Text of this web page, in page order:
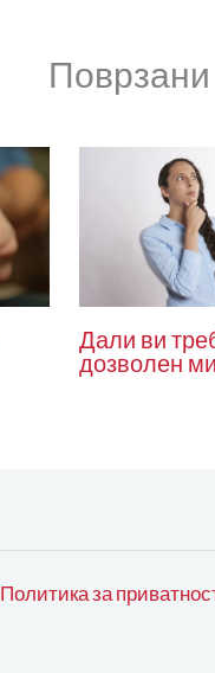
Поврзани
Дали ви
дозволен
Политика за